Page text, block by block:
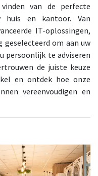
van de perfecte
huis en kantoor. Van
IT-oplossingen,
om aan uw
persoonlijk te adviseren
de juiste keuze
en ontdek hoe onze
vereenvoudigen en